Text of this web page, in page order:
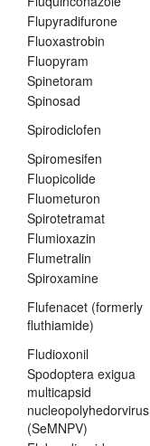
Flupyradifurone
Fluoxastrobin
Fluopyram
Spinetoram
Spinosad
Spirodiclofen
Spiromesifen
Fluopicolide
Fluometuron
Spirotetramat
Flumioxazin
Flumetralin
Spiroxamine
Flufenacet (formerly
fluthiamide)
Fludioxonil
Spodoptera exigua
multicapsid
nucleopolyhedorvirus
(SeMNPV)